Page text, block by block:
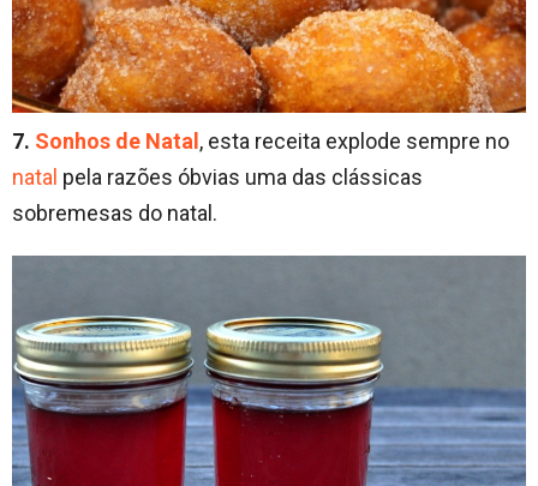
7. Sonhos de Natal , esta receita explode sempre no
natal pela razões óbvias uma das clássicas
sobremesas do natal.